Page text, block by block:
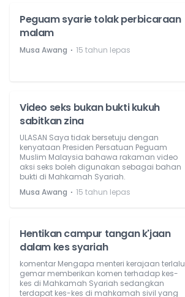
Peguam syarie tolak perbicaraan
malam
Musa Awang ⋅ 15 tahun lepas
Video seks bukan bukti kukuh
sabitkan zina
ULASAN Saya tidak bersetuju dengan
kenyataan Presiden Persatuan Peguam
Muslim Malaysia bahawa rakaman video
aksi seks boleh digunakan sebagai bahan
bukti di Mahkamah Syariah.
Musa Awang ⋅ 15 tahun lepas
Hentikan campur tangan k'jaan
dalam kes syariah
komentar Mengapa menteri kerajaan terlalu
gemar memberikan komen terhadap kes-
kes di Mahkamah Syariah sedangkan
terdapat kes-kes di mahkamah sivil yang